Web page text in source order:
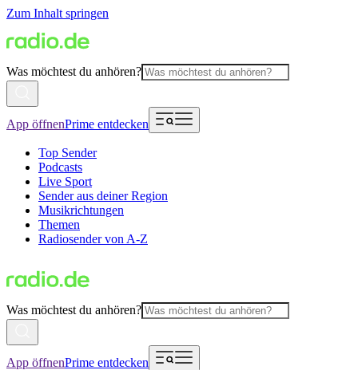
Zum Inhalt springen
Was möchtest du anhören?
App öffnenPrime entdecken
Top Sender
Podcasts
Live Sport
Sender aus deiner Region
Musikrichtungen
Themen
Radiosender von A-Z
Was möchtest du anhören?
App öffnenPrime entdecken